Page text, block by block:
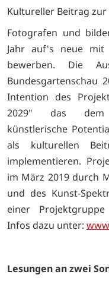
Kultureller Beitrag zur
Fotografen und
Jahr auf's neue mit
bewerben. Die
Bundesgartenschau
Intention des
2029" das dem
künstlerische
als kulturellen
implementieren.
im März 2019 durch
und des Kunst-
einer Projektgruppe
Infos dazu unter:
Lesungen an zwei